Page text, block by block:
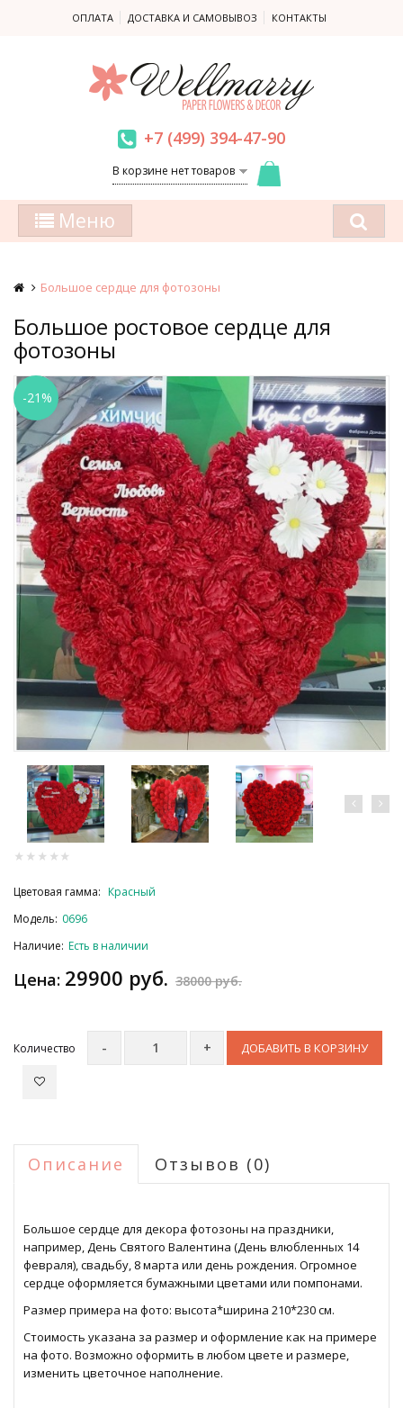
ОПЛАТА ДОСТАВКА И САМОВЫВОЗ КОНТАКТЫ
+7 (499) 394-47-90
В корзине нет товаров
Меню
Большое сердце для фотозоны
Большое ростовое сердце для
фотозоны
-21%
Цветовая гамма: Красный
Модель: 0696
Наличие: Есть в наличии
Цена: 29900 руб. 38000 руб.
Количество ДОБАВИТЬ В КОРЗИНУ
Описание Отзывов (0)
Большое сердце для декора фотозоны на праздники,
например, День Святого Валентина (День влюбленных 14
февраля), свадьбу, 8 марта или день рождения. Огромное
сердце оформляется бумажными цветами или помпонами.
Размер примера на фото: высота*ширина 210*230 см.
Стоимость указана за размер и оформление как на примере
на фото. Возможно оформить в любом цвете и размере,
изменить цветочное наполнение.